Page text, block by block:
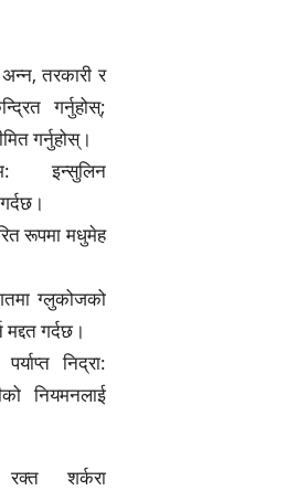
तरकारी र
गर्नुहोस्;
गर्नुहोस्।
इन्सुलिन
रूपमा मधुमेह
ग्लुकोजको
गर्दछ।
निद्रा:
नियमनलाई
शर्करा